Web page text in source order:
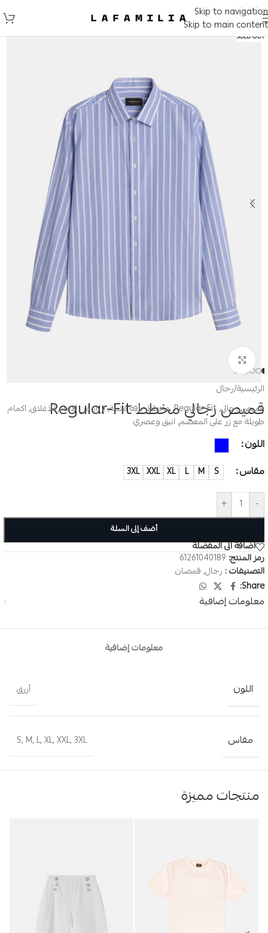
Skip to navigation
Skip to main content
SOLD OUT
الرئيسية/رجال
قميص رجالي مخطط Regular-Fitقميص رجالي, Regular-Fit, مخطط, ياقة مثنية, ازرار من الامام للاغلاق, اكمام
طويلة مع زر على المعصم, انيق وعصري
اللون
مقاس
S
M
L
XL
XXL
3XL
-
+
أضف إلى السلة
اضافة الى المفضلة
رمز المنتج: 61261040189
التصنيفات : رجال, قمصان
Share:
معلومات إضافية
معلومات إضافية
اللون أزرق
مقاس S, M, L, XL, XXL, 3XL
منتجات مميزة